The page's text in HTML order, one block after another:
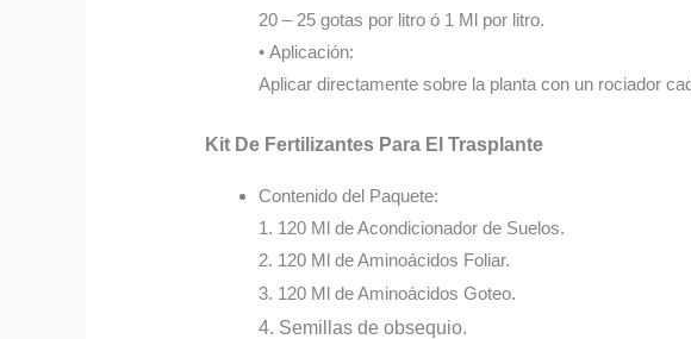
20 – 25 gotas por litro ó 1 Ml por litro.
• Aplicación:
Aplicar directamente sobre la planta con un rociador
Kit De Fertilizantes Para El Trasplante
Contenido del Paquete:
1. 120 Ml de Acondicionador de Suelos.
2. 120 Ml de Aminoácidos Foliar.
3. 120 Ml de Aminoácidos Goteo.
4. Semillas de obsequio.